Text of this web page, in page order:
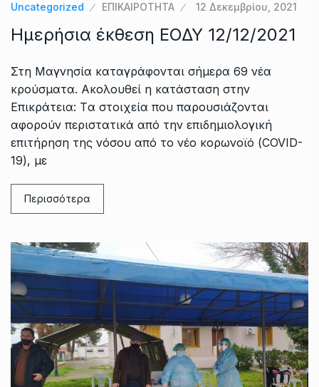
Uncategorized ΕΠΙΚΑΙΡΟΤΗΤΑ 12 Δεκεμβρίου, 2021
Ημερήσια έκθεση ΕΟΔΥ 12/12/2021
Στη Μαγνησία καταγράφονται σήμερα 69 νέα
κρούσματα. Ακολουθεί η κατάσταση στην
Επικράτεια: Tα στοιχεία που παρουσιάζονται
αφορούν περιστατικά από την επιδημιολογική
επιτήρηση της νόσου από το νέο κορωνοϊό (COVID-
19), με
Περισσότερα